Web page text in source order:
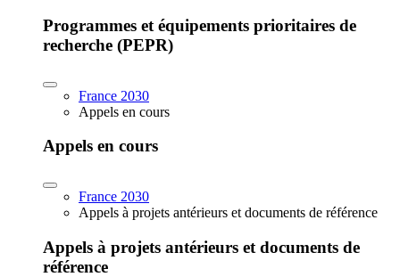
Programmes et équipements prioritaires de
recherche (PEPR)
France 2030
Appels en cours
Appels en cours
France 2030
Appels à projets antérieurs et documents de référence
Appels à projets antérieurs et documents de
référence